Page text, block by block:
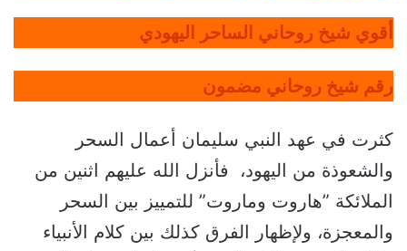
أقوي شيخ روحاني الساحر اليهودي
رقم شيخ روحاني مضمون
كثرت في عهد النبي سليمان أعمال السحر
والشعوذة من اليهود، فأنزل الله عليهم اثنين من
الملائكة ”هاروت وماروت” للتمييز بين السحر
والمعجزة، ولإظهار الفرق كذلك بين كلام الأنبياء